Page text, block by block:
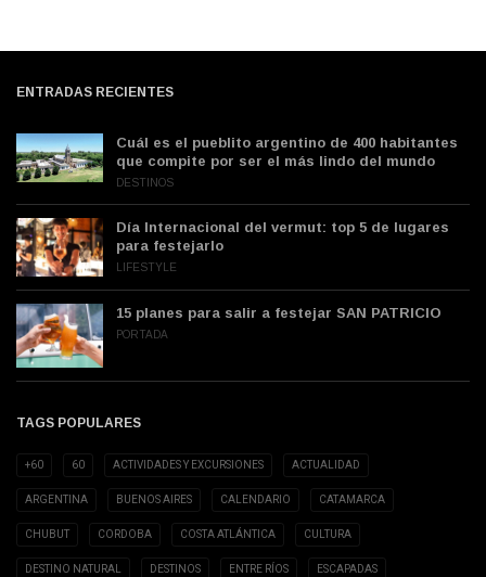
ENTRADAS RECIENTES
Cuál es el pueblito argentino de 400 habitantes
que compite por ser el más lindo del mundo
DESTINOS
Día Internacional del vermut: top 5 de lugares
para festejarlo
LIFESTYLE
15 planes para salir a festejar SAN PATRICIO
PORTADA
TAGS POPULARES
+60 60 ACTIVIDADES Y EXCURSIONES ACTUALIDAD
ARGENTINA BUENOS AIRES CALENDARIO CATAMARCA
CHUBUT CORDOBA COSTA ATLÁNTICA CULTURA
DESTINO NATURAL DESTINOS ENTRE RÍOS ESCAPADAS